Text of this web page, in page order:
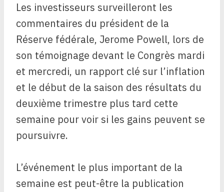
Les investisseurs surveilleront les
commentaires du président de la
Réserve fédérale, Jerome Powell, lors de
son témoignage devant le Congrès mardi
et mercredi, un rapport clé sur l’inflation
et le début de la saison des résultats du
deuxième trimestre plus tard cette
semaine pour voir si les gains peuvent se
poursuivre.
L’événement le plus important de la
semaine est peut-être la publication